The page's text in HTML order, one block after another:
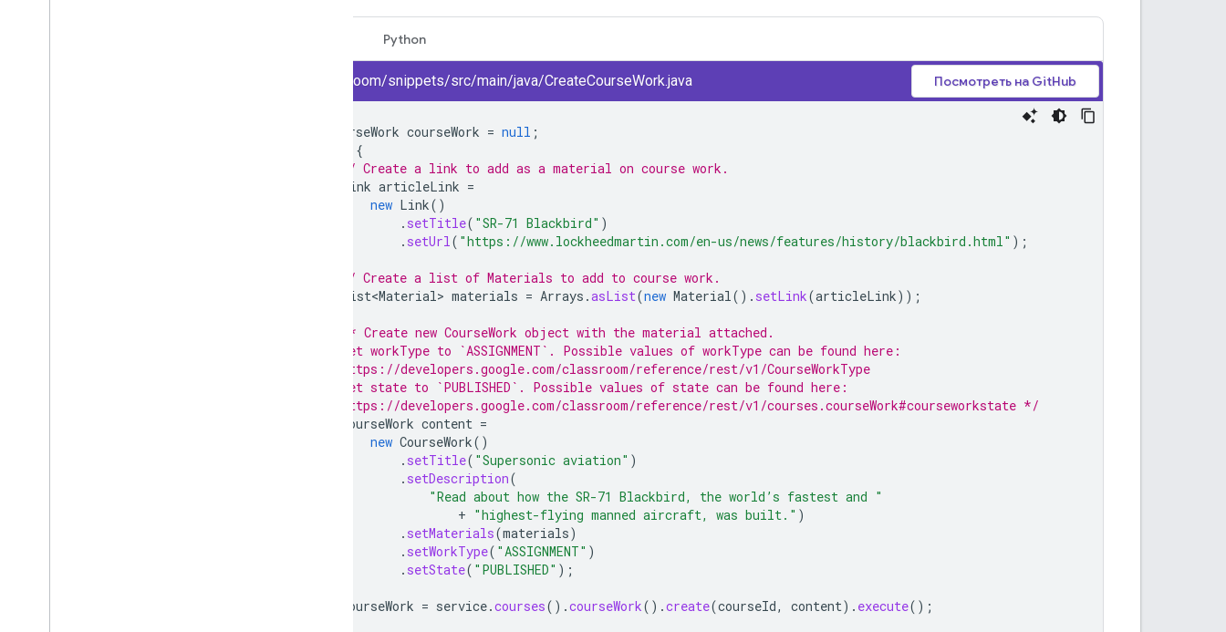
Python
classroom/snippets/src/main/java/CreateCourseWork.java Посмотреть на GitHub
CourseWork courseWork = null ;
{
// Create a link to add as a material on course work.
Link articleLink =
new Link()
. setTitle( "SR-71 Blackbird" )
. setUrl( "https://www.lockheedmartin.com/en-us/news/features/history/blackbird.html" );
// Create a list of Materials to add to course work.
List<Material> materials = Arrays .asList(new Material(). setLink(articleLink));
/* Create new CourseWork object with the material attached.
  Set workType to `ASSIGNMENT`. Possible values of workType can be found here:
  https://developers.google.com/classroom/reference/rest/v1/CourseWorkType
  Set state to `PUBLISHED`. Possible values of state can be found here:
  https://developers.google.com/classroom/reference/rest/v1/courses.courseWork#courseworkstate */
CourseWork content =
new CourseWork()
. setTitle( "Supersonic aviation" )
. setDescription(
"Read about how the SR-71 Blackbird, the world’s fastest and "
+ "highest-flying manned aircraft, was built." )
. setMaterials(materials)
. setWorkType( "ASSIGNMENT" )
. setState( "PUBLISHED" );
courseWork = service.courses().courseWork().create(courseId, content). execute();